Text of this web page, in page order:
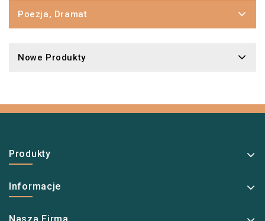
Poezja, Dramat
Nowe Produkty
Produkty
Informacje